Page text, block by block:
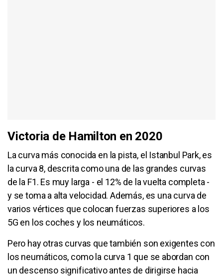
Victoria de Hamilton en 2020
La curva más conocida en la pista, el Istanbul Park, es
la curva 8, descrita como una de las grandes curvas
de la F1. Es muy larga - el 12% de la vuelta completa -
y se toma a alta velocidad. Además, es una curva de
varios vértices que colocan fuerzas superiores a los
5G en los coches y los neumáticos.
Pero hay otras curvas que también son exigentes con
los neumáticos, como la curva 1 que se abordan con
un descenso significativo antes de dirigirse hacia